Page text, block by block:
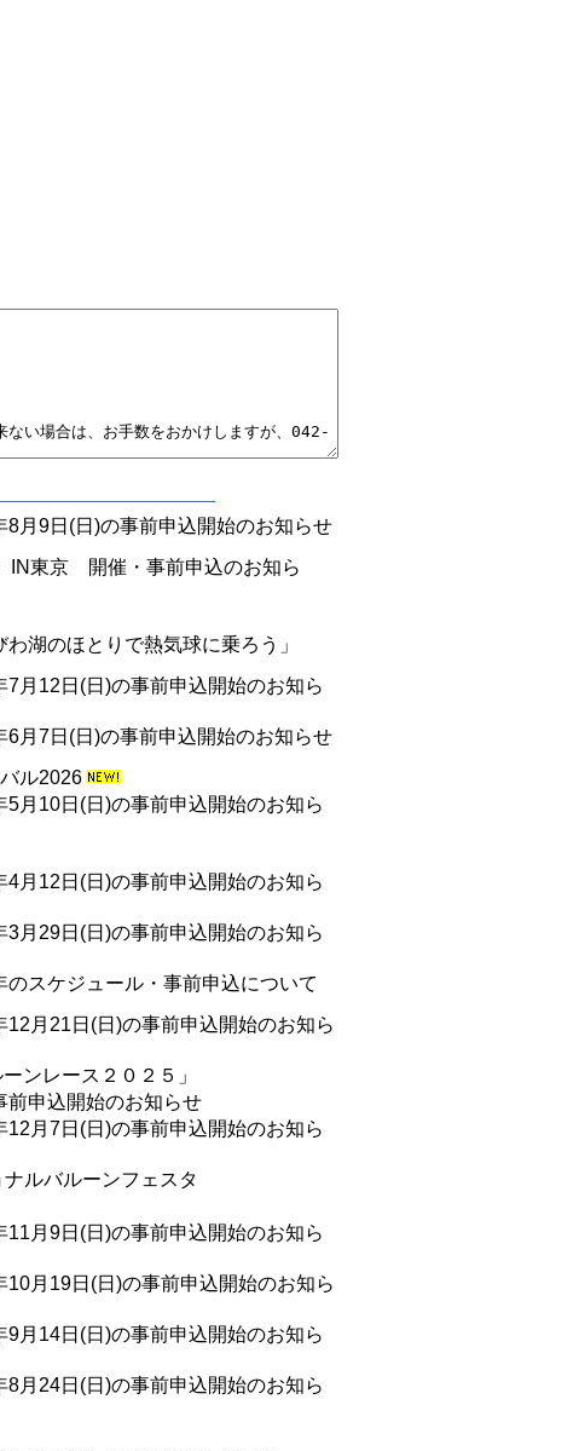
9日(日)の事前申込開始のお知らせ
IN東京 開催・事前申込のお知ら
湖のほとりで熱気球に乗ろう」
12日(日)の事前申込開始のお知ら
7日(日)の事前申込開始のお知らせ
ル2026
10日(日)の事前申込開始のお知ら
12日(日)の事前申込開始のお知ら
29日(日)の事前申込開始のお知ら
スケジュール・事前申込について
月21日(日)の事前申込開始のお知ら
ンレース２０２５」
前申込開始のお知らせ
月7日(日)の事前申込開始のお知ら
ルバルーンフェスタ
月9日(日)の事前申込開始のお知ら
月19日(日)の事前申込開始のお知ら
14日(日)の事前申込開始のお知ら
24日(日)の事前申込開始のお知ら